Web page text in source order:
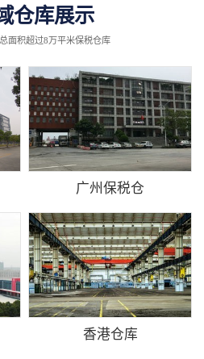
仓库展示
面积超过8万平米保税仓库
广州保税仓
香港仓库